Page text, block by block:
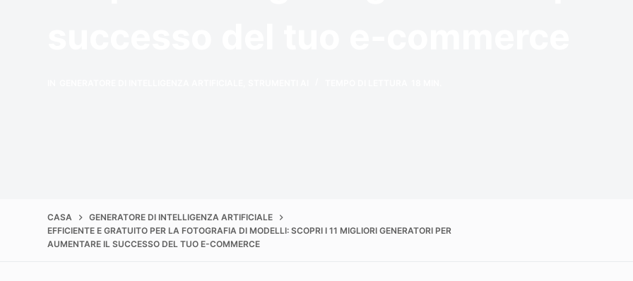
CASA
GENERATORE DI INTELLIGENZA ARTIFICIALE
EFFICIENTE E GRATUITO PER LA FOTOGRAFIA DI MODELLI: SCOPRI I 11 MIGLIORI GENERATORI PER
AUMENTARE IL SUCCESSO DEL TUO E-COMMERCE